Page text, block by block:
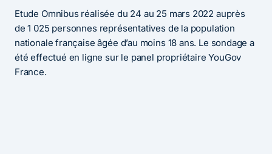
Etude Omnibus réalisée du 24 au 25 mars 2022 auprès
de 1 025 personnes représentatives de la population
nationale française âgée d’au moins 18 ans. Le sondage a
été effectué en ligne sur le panel propriétaire YouGov
France.